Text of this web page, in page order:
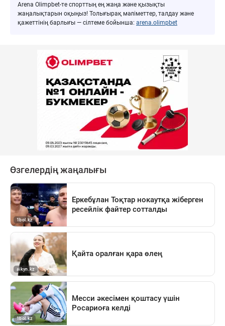
Arena Olimpbet-те спорттың ең жаңа және қызықты
жаңалықтарын оқыңыз! Толығырақ мәліметтер, талдау және
қажеттінің барлығы — сілтеме бойынша: arena.olimpbet